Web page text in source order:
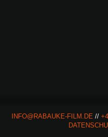
INFO@RABAUKE-FILM.DE //